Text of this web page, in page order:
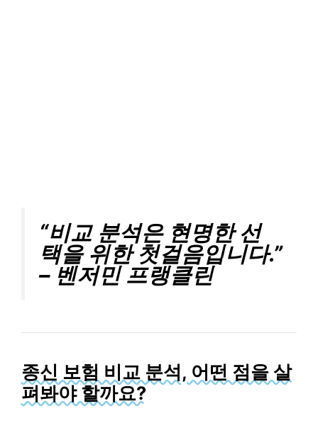
“비교 분석은 현명한 선
택을 위한 첫걸음입니다.”
– 벤저민 프랭클린
종신 보험 비교 분석, 어떤 점을 살
펴봐야 할까요?